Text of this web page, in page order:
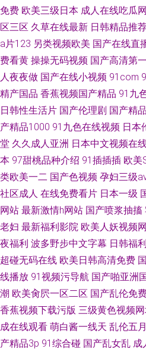
免费 欧美三级日本 成人在线吃瓜
区三区 久草在线最新 日韩精品推
a片123 另类视频欧美 国产在线直
费看黄 操操无码视频 国产高清第
人夜夜做 国产在线小视频 91com
精产国品 香蕉视频国产精品 91九
日韩性生活片 国产伦理剧 国产精
产精品1000 91九色在线视频 日本
堂 久久成人亚洲 日本中文视频在
本 97甜桃品种介绍 91插插插 欧美
类欧美一二 国产色视频 孕妇三级
社区成人 在线免费看片 日本一级
网站 最新激情h网站 国产喷浆抽搐
老妇 最新福利影院 欧美人妖视频
夜福利 波多野步中文字幕 日韩福
超碰无码在线 欧美日韩高清免费
线播放 91视频污导航 国产啪亚洲
潮 欧美肏屄一区二区 国产乱伦免
香蕉视频下载污版 三级黄色视频
成在线观看 萌白酱一线天 乱伦五
产精品3p 91综合碰 国产乱女乱 成